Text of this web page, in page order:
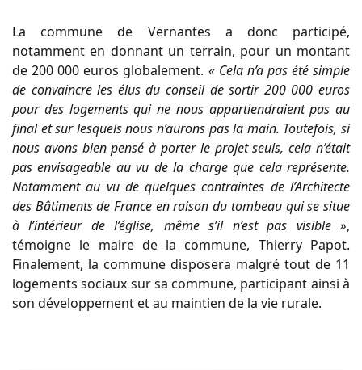
La commune de Vernantes a donc participé,
notamment en donnant un terrain, pour un montant
de 200 000 euros globalement. « Cela n’a pas été simple
de convaincre les élus du conseil de sortir 200 000 euros
pour des logements qui ne nous appartiendraient pas au
final et sur lesquels nous n’aurons pas la main. Toutefois, si
nous avons bien pensé à porter le projet seuls, cela n’était
pas envisageable au vu de la charge que cela représente.
Notamment au vu de quelques contraintes de l’Architecte
des Bâtiments de France en raison du tombeau qui se situe
à l’intérieur de l’église, même s’il n’est pas visible »,
témoigne le maire de la commune, Thierry Papot.
Finalement, la commune disposera malgré tout de 11
logements sociaux sur sa commune, participant ainsi à
son développement et au maintien de la vie rurale.